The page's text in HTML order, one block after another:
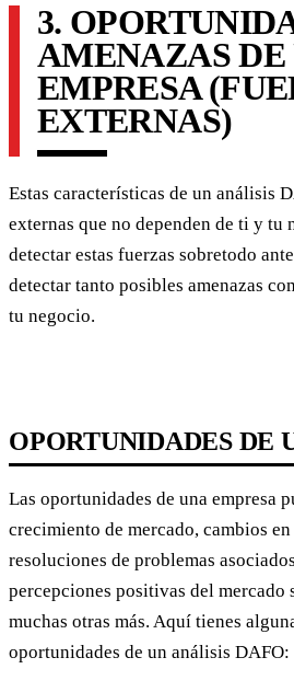
3.
AMENAZAS DE
EMPRESA
EXTERNAS)
Estas características de un análisis
externas que no dependen de ti y tu
detectar estas fuerzas sobretodo
detectar tanto posibles amenazas
tu negocio.
OPORTUNIDADES DE
Las oportunidades de una empresa
crecimiento de mercado, cambios
resoluciones de problemas
percepciones positivas del mercado
muchas otras más. Aquí tienes
oportunidades de un análisis DAFO: